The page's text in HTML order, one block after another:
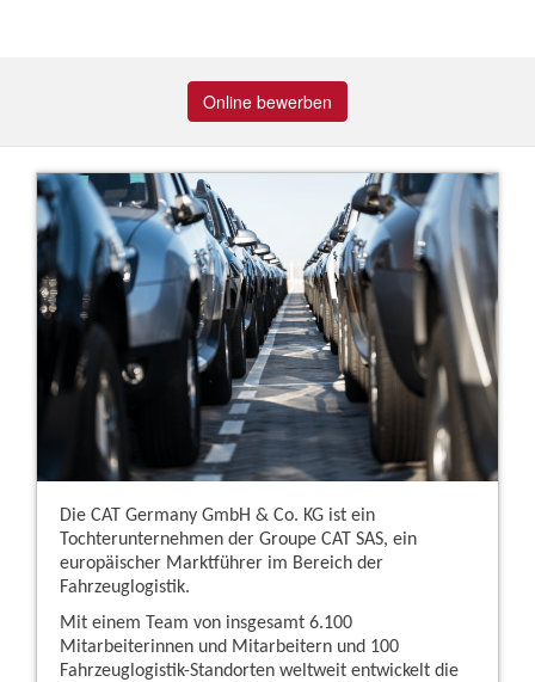
Online bewerben
Die CAT Germany GmbH & Co. KG ist ein
Tochterunternehmen der Groupe CAT SAS, ein
europäischer Marktführer im Bereich der
Fahrzeuglogistik.
Mit einem Team von insgesamt 6.100
Mitarbeiterinnen und Mitarbeitern und 100
Fahrzeuglogistik-Standorten weltweit entwickelt die